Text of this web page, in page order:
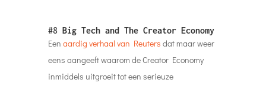
#8 Big Tech and The Creator Economy
Een aardig verhaal van Reuters dat maar weer
eens aangeeft waarom de Creator Economy
inmiddels uitgroeit tot een serieuze